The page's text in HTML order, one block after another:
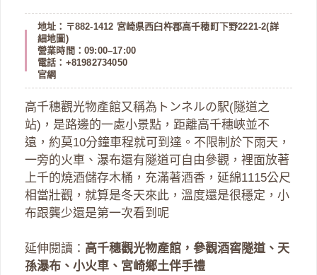
地址：〒882-1412 宮崎県西臼杵郡高千穂町下野2221-2(詳
細地圖 )
營業時間：09:00–17:00
電話：+81982734050
官網
高千穗觀光物產館又稱為トンネルの駅(隧道之
站)，是路邊的一處小景點，距離高千穗峽並不
遠，約莫10分鐘車程就可到達。不限制於下雨天，
一旁的火車、瀑布還有隧道可自由參觀，裡面放著
上千的燒酒儲存木桶，充滿著酒香，延綿1115公尺
相當壯觀，就算是冬天來此，溫度還是很穩定，小
布跟龔少還是第一次看到呢
延伸閱讀： 高千穗觀光物產館，參觀酒窖隧道、天
孫瀑布、小火車、宮崎鄉土伴手禮